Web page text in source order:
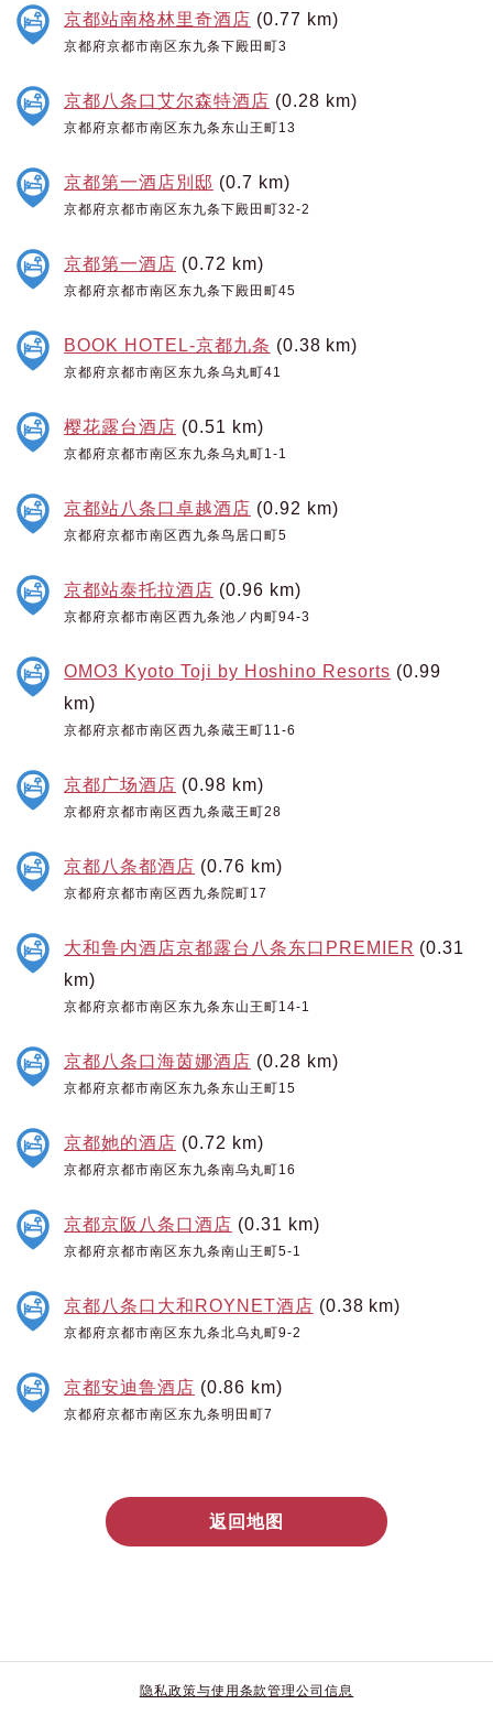
京都站南格林里奇酒店 (0.77 km)
京都府京都市南区东九条下殿田町3
京都八条口艾尔森特酒店 (0.28 km)
京都府京都市南区东九条东山王町13
京都第一酒店別邸 (0.7 km)
京都府京都市南区东九条下殿田町32-2
京都第一酒店 (0.72 km)
京都府京都市南区东九条下殿田町45
BOOK HOTEL-京都九条 (0.38 km)
京都府京都市南区东九条乌丸町41
樱花露台酒店 (0.51 km)
京都府京都市南区东九条乌丸町1-1
京都站八条口卓越酒店 (0.92 km)
京都府京都市南区西九条鸟居口町5
京都站泰托拉酒店 (0.96 km)
京都府京都市南区西九条池ノ内町94-3
OMO3 Kyoto Toji by Hoshino Resorts (0.99
km)
京都府京都市南区西九条蔵王町11-6
京都广场酒店 (0.98 km)
京都府京都市南区西九条蔵王町28
京都八条都酒店 (0.76 km)
京都府京都市南区西九条院町17
大和鲁内酒店京都露台八条东口PREMIER (0.31
km)
京都府京都市南区东九条东山王町14-1
京都八条口海茵娜酒店 (0.28 km)
京都府京都市南区东九条东山王町15
京都她的酒店 (0.72 km)
京都府京都市南区东九条南乌丸町16
京都京阪八条口酒店 (0.31 km)
京都府京都市南区东九条南山王町5-1
京都八条口大和ROYNET酒店 (0.38 km)
京都府京都市南区东九条北乌丸町9-2
京都安迪鲁酒店 (0.86 km)
京都府京都市南区东九条明田町7
返回地图
隐私政策与使用条款管理公司信息